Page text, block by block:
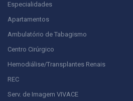
Especialidades
Apartamentos
Ambulatório de Tabagismo
Centro Cirúrgico
Hemodiálise/Transplantes Renais
REC
Serv. de Imagem VIVACE